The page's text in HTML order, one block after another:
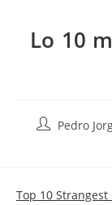
Lo 10
AutorPedro
Top 10